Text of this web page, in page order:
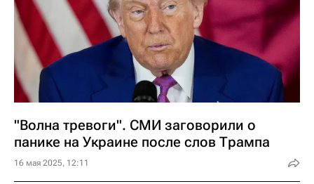
"Волна тревоги". СМИ заговорили о
панике на Украине после слов Трампа
16 мая 2025, 12:11